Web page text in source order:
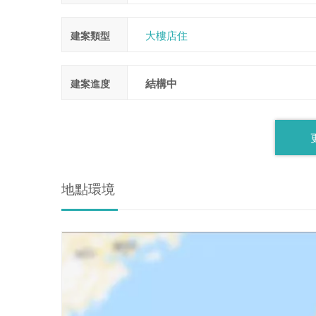
建案類型 大樓店住
建案進度 結構中
地點環境